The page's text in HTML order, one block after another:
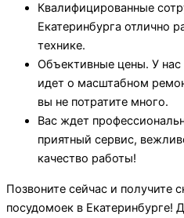
Квалифицированные
Екатеринбурга отлично
технике.
Объективные цены. У
идет о масштабном
вы не потратите много.
Вас ждет
приятный сервис,
качество работы!
Позвоните сейчас и получите
посудомоек в Екатеринбурге!